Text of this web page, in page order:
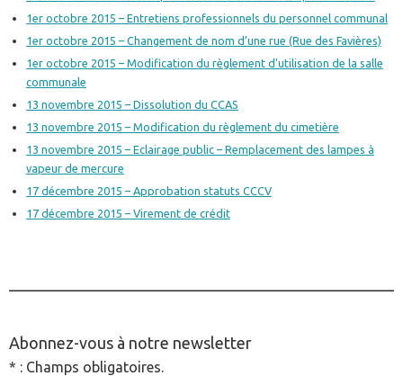
1er octobre 2015 – Entretiens professionnels du personnel communal
1er octobre 2015 – Changement de nom d’une rue (Rue des Favières)
1er octobre 2015 – Modification du règlement d’utilisation de la salle
communale
13 novembre 2015 – Dissolution du CCAS
13 novembre 2015 – Modification du règlement du cimetière
13 novembre 2015 – Eclairage public – Remplacement des lampes à
vapeur de mercure
17 décembre 2015 – Approbation statuts CCCV
17 décembre 2015 – Virement de crédit
Abonnez-vous à notre newsletter
* : Champs obligatoires.